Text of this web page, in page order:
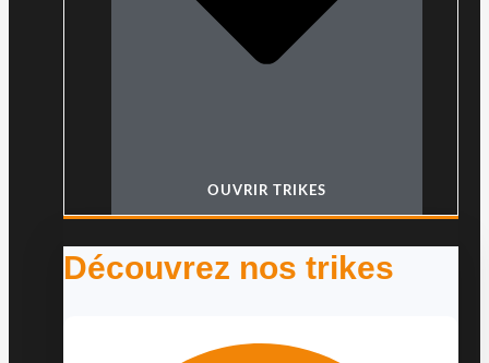
OUVRIR TRIKES
Découvrez nos trikes